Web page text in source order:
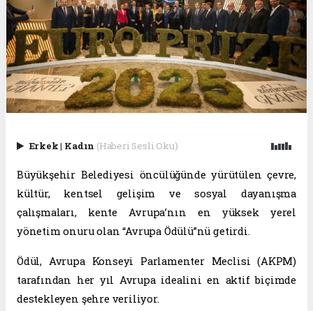
Erkek| Kadın (Haberi Sesli Oku)
Büyükşehir Belediyesi öncülüğünde yürütülen çevre,
kültür, kentsel gelişim ve sosyal dayanışma
çalışmaları, kente Avrupa’nın en yüksek yerel
yönetim onuru olan “Avrupa Ödülü”nü getirdi.
Ödül, Avrupa Konseyi Parlamenter Meclisi (AKPM)
tarafından her yıl Avrupa idealini en aktif biçimde
destekleyen şehre veriliyor.